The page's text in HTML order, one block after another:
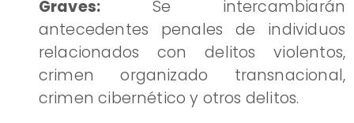
Graves: Se intercambiarán
antecedentes penales de individuos
relacionados con delitos violentos,
crimen organizado transnacional,
crimen cibernético y otros delitos.